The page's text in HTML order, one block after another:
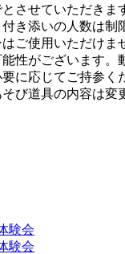
させていただきま
き添いの人数は制
ご使用いただけ
性がございます
に応じてご持参く
び道具の内容は変
験会
験会